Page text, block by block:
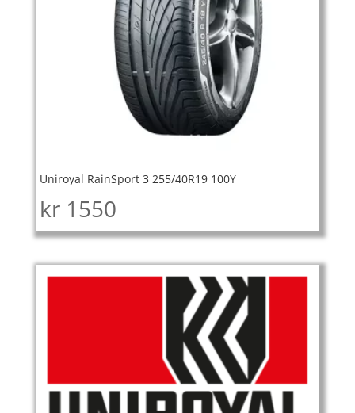
Uniroyal RainSport 3 255/40R19 100Y
kr 1550